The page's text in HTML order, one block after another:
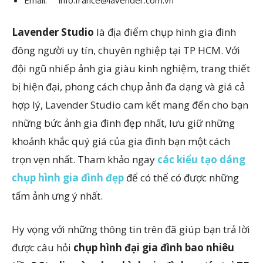
Lavender Studio là địa điểm chụp hình gia đình
đông người uy tín, chuyên nghiệp tại TP HCM. Với
đội ngũ nhiếp ảnh gia giàu kinh nghiệm, trang thiết
bị hiện đại, phong cách chụp ảnh đa dạng và giá cả
hợp lý, Lavender Studio cam kết mang đến cho bạn
những bức ảnh gia đình đẹp nhất, lưu giữ những
khoảnh khắc quý giá của gia đình bạn một cách
trọn vẹn nhất. Tham khảo ngay các kiểu tạo dáng
chụp hình gia đình đẹp để có thể có được những
tấm ảnh ưng ý nhất.
Hy vọng với những thông tin trên đã giúp bạn trả lời
được câu hỏi chụp hình đại gia đình bao nhiêu